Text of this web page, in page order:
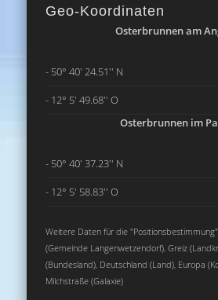
Geo-Koordinaten
Osterbrunnen am
- 50° 40' 24.51'' N
- 12° 5' 49.68'' O
Osterbrunnen im
- 50° 40' 37.23'' N
- 12° 5' 58.83'' O
Weitere Daten für die
(Gemeinde Langenwetzendorf), Greiz
(Bundesland), Deutschland (Land), Europa
Milchstraße (Galaxie)